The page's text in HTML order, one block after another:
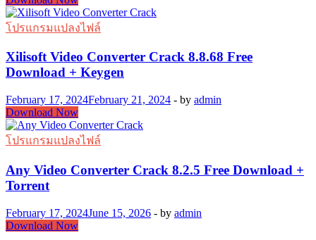
Media
Encoder
Mawto
v24.2
Free
Download
Crack
โปรแกรมแปลงไฟล์
Xilisoft Video Converter Crack 8.8.68 Free
Download + Keygen
February 17, 2024February 21, 2024 - by admin
Xilisoft
Video
Converter
Crack
Free
Download
Keygen
Download Now
โปรแกรมแปลงไฟล์
Any Video Converter Crack 8.2.5 Free Download +
Torrent
February 17, 2024June 15, 2026 - by admin
Any
Download Now